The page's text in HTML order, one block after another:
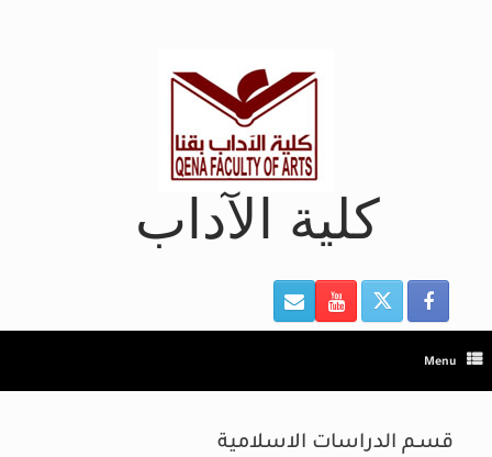
كلية الآداب
Menu
قسـم الدراسات الاسلامية